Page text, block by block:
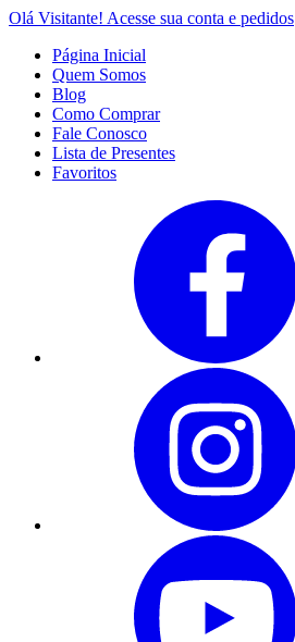
Olá Visitante! Acesse sua conta e pedidos
Página Inicial
Quem Somos
Blog
Como Comprar
Fale Conosco
Lista de Presentes
Favoritos